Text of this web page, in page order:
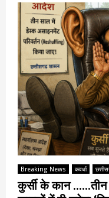
Breaking News कवर्धा
कुर्सी के कान ……तीन